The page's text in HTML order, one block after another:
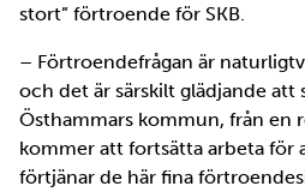
stort” förtroende för SKB.
– Förtroendefrågan är
och det är särskilt glädjande att
Östhammars kommun, från en
kommer att fortsätta arbeta för
förtjänar de här fina